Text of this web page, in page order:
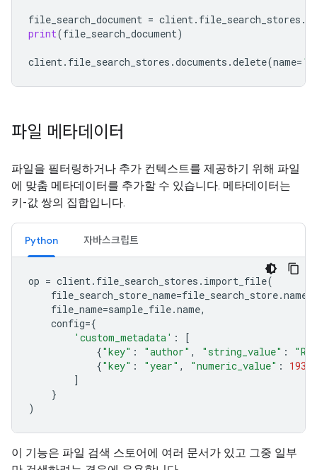
file_search_document = client. file_search_stores .
print(file_search_document)
client. file_search_stores .documents .delete(name=
파일 메타데이터
파일을 필터링하거나 추가 컨텍스트를 제공하기 위해 파일
에 맞춤 메타데이터를 추가할 수 있습니다. 메타데이터는
키-값 쌍의 집합입니다.
Python 자바스크립트
op = client. file_search_stores . import_file(
file_search_store_name=file_search_store.name
file_name=sample_file.name,
config={
'custom_metadata' :
[
{"key" : "author" , "string_value" :
{"key" : "year" , "numeric_value" : 1934
]
}
)
이 기능은 파일 검색 스토어에 여러 문서가 있고 그중 일부